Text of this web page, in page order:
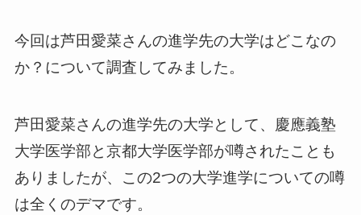
今回は芦田愛菜さんの進学先の大学はどこなの
か？について調査してみました。
芦田愛菜さんの進学先の大学として、慶應義塾
大学医学部と京都大学医学部が噂されたことも
ありましたが、この2つの大学進学についての噂
は全くのデマです。